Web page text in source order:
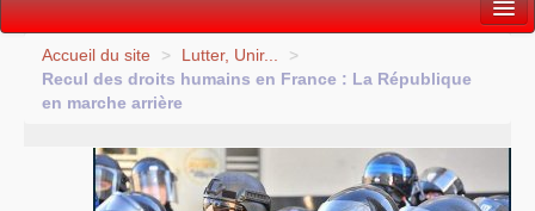
Vie politique
Lutter, Unir...
S’organiser
Accueil du site > Lutter, Unir...
>
Recul des droits humains en France : La République
en marche arrière